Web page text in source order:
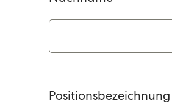
Positionsbezeichnung